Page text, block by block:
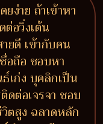
ง่าย ถ้าเข้าหา
อวิ่งเต้น
ยดี เข้ากับคน
อถือ ชอบหา
เก่ง บุคลิกเป็น
ดต่อเจรจา ชอบ
ตสูง ฉลาดหลัก